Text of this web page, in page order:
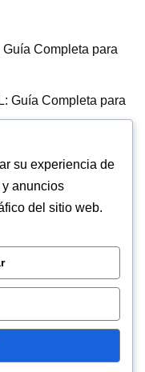
Completa para
Guía Completa para
para Generar
Farming
Makers: La verdad
su experiencia de
anuncios
del sitio web.